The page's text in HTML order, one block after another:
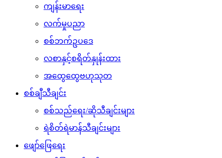
ကျန်းမာရေး
လက်မှုပညာ
စစ်ဘက်ဥပဒေ
လစာနှင့်စရိတ်နှုန်းထား
အထွေထွေဗဟုသုတ
စစ်ချီသီချင်း
စစ်သည်ရေး/ဆိုသီချင်းများ
ရဲစိတ်ရဲမာန်သီချင်းများ
ဖျော်ဖြေရေး